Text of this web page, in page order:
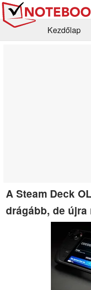
Kezdőlap
A Steam Deck
drágább, de